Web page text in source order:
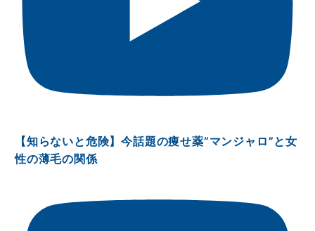
【知らないと危険】今話題の痩せ薬”マンジャロ”と女
性の薄毛の関係